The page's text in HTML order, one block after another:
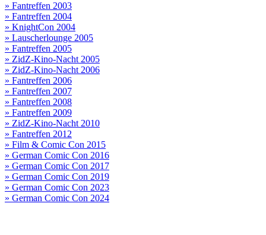
» Fantreffen 2003
» Fantreffen 2004
» KnightCon 2004
» Lauscherlounge 2005
» Fantreffen 2005
» ZidZ-Kino-Nacht 2005
» ZidZ-Kino-Nacht 2006
» Fantreffen 2006
» Fantreffen 2007
» Fantreffen 2008
» Fantreffen 2009
» ZidZ-Kino-Nacht 2010
» Fantreffen 2012
» Film & Comic Con 2015
» German Comic Con 2016
» German Comic Con 2017
» German Comic Con 2019
» German Comic Con 2023
» German Comic Con 2024